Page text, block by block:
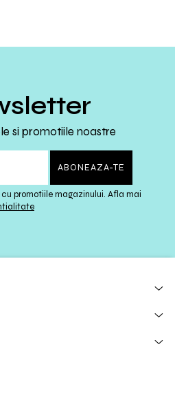
si promotiile noastre
promotiile magazinului. Afla mai